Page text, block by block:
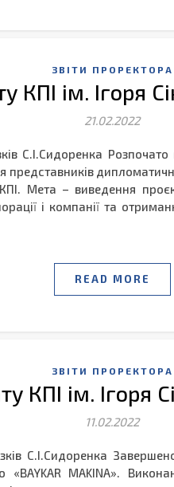
ЗВІТИ ПРОРЕКТОРА
КПІ ім. Ігоря
21.02.2022
С.І.Сидоренка
представників
Мета – виведення
і компанії та
READ MORE
ЗВІТИ ПРОРЕКТОРА
КПІ ім. Ігоря
11.02.2022
С.І.Сидоренка
«BAYKAR MAKINA».